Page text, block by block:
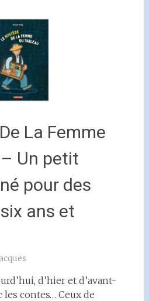
La Femme
Un petit
pour des
ans et
d’hier et d’avant-
contes… Ceux de